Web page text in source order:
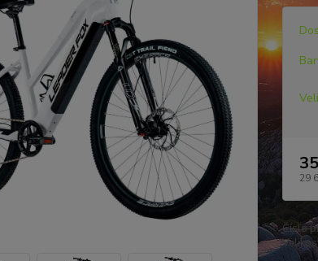
29
Číslo